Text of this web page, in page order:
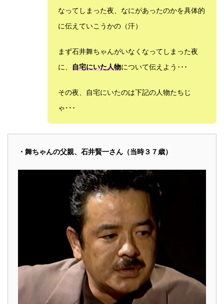
なってしまった夜、なにがあったのかを具体的
に伝えていこうかの（汗）
まず石井舞ちゃんがいなくなってしまった夜
に、 自宅にいた人物について伝えよう･･･
その夜、自宅にいたのは下記の人物たちじ
ゃ･･･
・舞ちゃんの父親、石井賢一さん（当時３７歳）